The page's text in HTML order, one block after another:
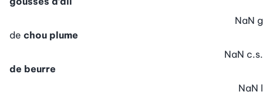
de chou plume
NaN g
de beurre
NaN c.s.
NaN l